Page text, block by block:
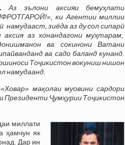
Аз эълони аксияи бемуҳлати
ки Агентии миллии
зиёда аз ду сол сипарӣ
аз хонандагони муҳтарам,
ва сокинони Ватани
ва садо баланд кунанд.
Тоҷикистон вокуниш нишон
намудаанд.
мақолаи муовини сардори
Ҷумҳурии Тоҷикистон
миллати
ҳамчун як
Дар ин